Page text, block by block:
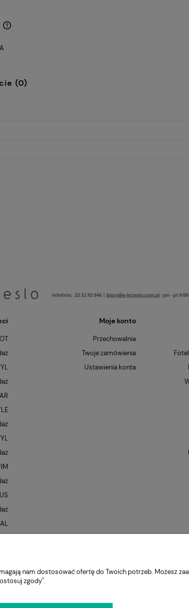
Najniższa cena:
(0)
Moje konto
Przechowalnia
Twoje zamówienia
Ustawienia konta
nam dostosować ofertę do Twoich potrzeb. Możesz
zgody".